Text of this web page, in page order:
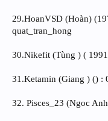
29.HoanVSD (Hoàn)
quat_tran_hong
30.Nikefit (Tùng ) (
31.Ketamin (Giang ) () :
32. Pisces_23 (Ngoc